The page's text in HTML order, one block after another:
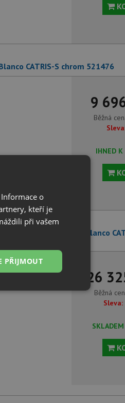
CATRIS-S chrom 521476
9
Běžná
IHNED K
525247 + Blanco
26
Běžná
Sleva:
SKLADEM
o
kteří je
při vašem
PŘIJMOUT
Nezařazené